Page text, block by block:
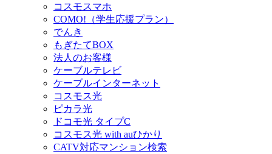
コスモスマホ
COMO!（学生応援プラン）
でんき
もぎたてBOX
法人のお客様
ケーブルテレビ
ケーブルインターネット
コスモス光
ピカラ光
ドコモ光 タイプC
コスモス光 with auひかり
CATV対応マンション検索